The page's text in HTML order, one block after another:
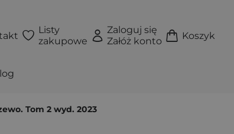
Listy
zakupowe
Zaloguj się
Załóż konto
Koszyk
Tom 2 wyd. 2023